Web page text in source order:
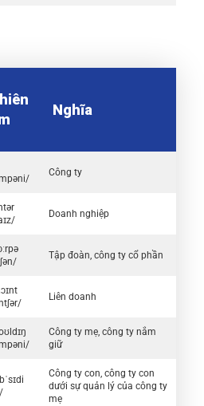
Nghĩa
Công ty
Doanh nghiệp
Tập đoàn, công ty cổ phần
Liên doanh
Công ty mẹ, công ty nắm
giữ
Công ty con, công ty con
dưới sự quản lý của công ty
mẹ